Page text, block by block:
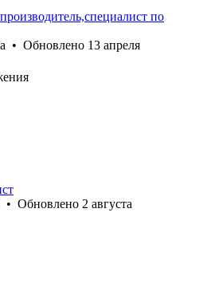
по
• Обновлено 13 апреля
• Обновлено 2 августа